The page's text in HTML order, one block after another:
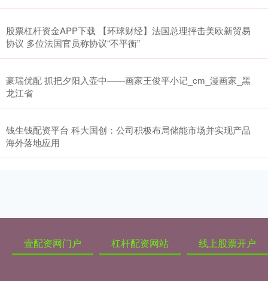
股票杠杆资金APP下载 【环球财经】法国总理抨击美欧新贸易
协议 多位法国官员称协议“不平衡”
豪瑞优配 抓把夕阳入壶中——画家王俊平小记_cm_漫画家_黑
龙江省
钱生钱配资平台 科大国创：公司积极布局储能市场并实现产品
海外落地应用
壹配资网门户 杠杆配资网站 线上股票开户